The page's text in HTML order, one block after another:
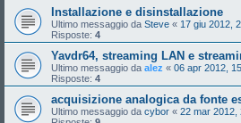
Installazione e disinstallazione
Ultimo messaggio da Steve « 17 giu 2012,
Risposte: 4
Yavdr64, streaming LAN e
Ultimo messaggio da alez « 06 apr 2012,
Risposte: 4
acquisizione analogica da fonte
Ultimo messaggio da cybor « 22 mar 2012,